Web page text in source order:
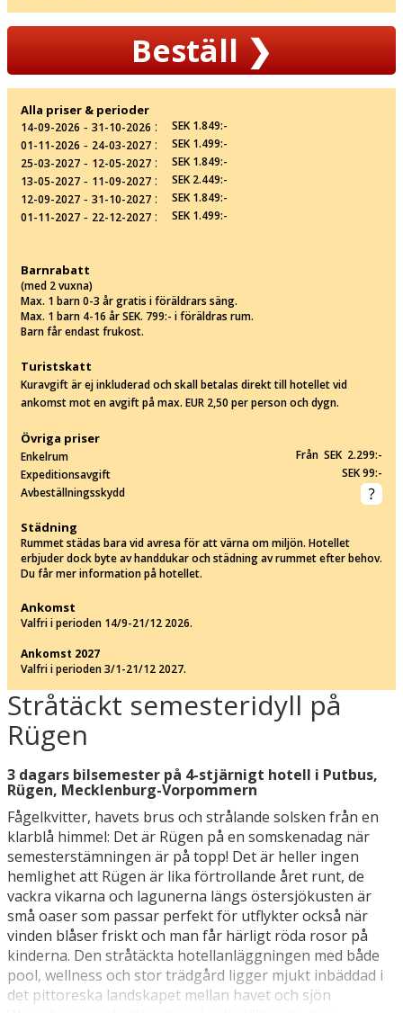
Stråtäckt semesteridyll på
Rügen
3 dagars bilsemester på 4-stjärnigt hotell i Putbus,
Rügen, Mecklenburg-Vorpommern
Fågelkvitter, havets brus och strålande solsken från en
klarblå himmel: Det är Rügen på en somskenadag när
semesterstämningen är på topp! Det är heller ingen
hemlighet att Rügen är lika förtrollande året runt, de
vackra vikarna och lagunerna längs östersjökusten är
små oaser som passar perfekt för utflykter också när
vinden blåser friskt och man får härligt röda rosor på
kinderna. Den stråtäckta hotellanläggningen med både
pool, wellness och stor trädgård ligger mjukt inbäddad i
det pittoreska landskapet mellan havet och sjön
Beställ❯
Alla priser & perioder
14-09-2026 ‐ 31-10-2026 :
SEK 1.849:-
01-11-2026 ‐ 24-03-2027 :
SEK 1.499:-
25-03-2027 ‐ 12-05-2027 :
SEK 1.849:-
13-05-2027 ‐ 11-09-2027 :
SEK 2.449:-
12-09-2027 ‐ 31-10-2027 :
SEK 1.849:-
01-11-2027 ‐ 22-12-2027 : SEK 1.499:-
Barnrabatt
(med 2 vuxna)
Max. 1 barn 0-3 år gratis i föräldrars säng.
Max. 1 barn 4-16 år SEK. 799:- i föräldras rum.
Barn får endast frukost.
Turistskatt
Kuravgift är ej inkluderad och skall betalas direkt till hotellet vid
ankomst mot en avgift på max. EUR 2,50 per person och dygn.
Övriga priser
Enkelrum
Från SEK 2.299:-
Expeditionsavgift
SEK 99:-
Avbeställningsskydd
Städning
Rummet städas bara vid avresa för att värna om miljön. Hotellet
erbjuder dock byte av handdukar och städning av rummet efter behov.
Du får mer information på hotellet.
Ankomst
Valfri i perioden 14/9-21/12 2026.
Ankomst 2027
Valfri i perioden 3/1-21/12 2027.